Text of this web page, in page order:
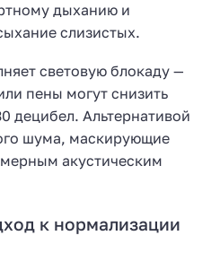
дыханию и
слизистых.
световую блокаду —
пены могут снизить
децибел. Альтернативой
шума, маскирующие
акустическим
к нормализации